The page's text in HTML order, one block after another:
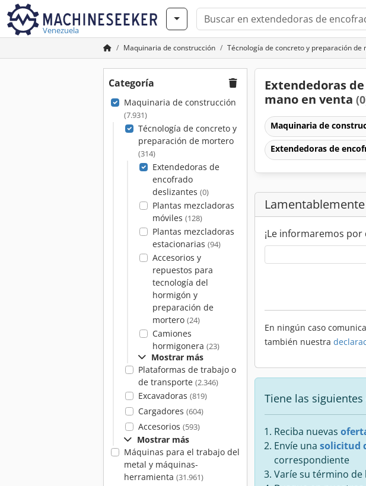
Venezuela
Maquinaria de construcción Técnología de concreto y preparación de
Categoría
Maquinaria de construcción
(7.931)
Técnología de concreto y
preparación de mortero
(314)
Extendedoras de
encofrado
deslizantes (0)
Plantas mezcladoras
móviles (128)
Plantas mezcladoras
estacionarias (94)
Accesorios y
repuestos para
tecnología del
hormigón y
preparación de
mortero (24)
Camiones
hormigonera (23)
Mostrar más
Plataformas de trabajo o
de transporte (2.346)
Excavadoras (819)
Cargadores (604)
Accesorios (593)
Mostrar más
Máquinas para el trabajo del
metal y máquinas-
herramienta (31.961)
Extendedoras
mano en venta
Maquinaria de
Extendedoras de
¡Le informaremos
En ningún caso
también nuestra
Tiene las
Reciba nuevas
Envíe una solicitud
correspondiente
Varíe su término de